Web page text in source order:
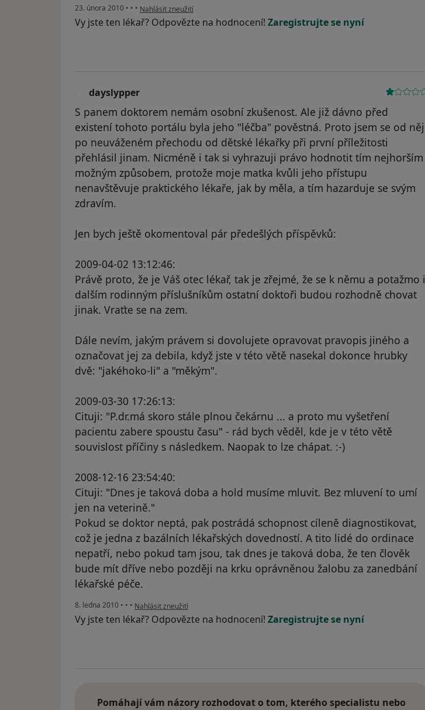
23. února 2010 • • • podle názoru uživatele Váš účet byl odstraněn
Nahlásit zneužití
Vy jste ten lékař? Odpovězte na hodnocení! Zaregistrujte se nyní
dayslypper
S panem doktorem nemám osobní zkušenost. Ale již dávno před
existení tohoto portálu byla jeho "léčba" pověstná. Proto jsem se od něj
po neuváženém přechodu od dětské lékařky při první příležitosti
přehlásil jinam. Nicméně i tak si vyhrazuji právo hodnotit tím nejhorším
možným způsobem, protože moje matka kvůli jeho přístupu
nenavštěvuje praktického lékaře, jak by měla, a tím hazarduje se svým
zdravím.
Jen bych ještě okomentoval pár předešlých příspěvků:
2009-04-02 13:12:46:
Právě proto, že je Váš otec lékař, tak je zřejmé, že se k němu a potažmo i
dalším rodinným příslušníkům ostatní doktoři budou rozhodně chovat
jinak. Vraťte se na zem.
Dále nevím, jakým právem si dovolujete opravovat pravopis jiného a
označovat jej za debila, když jste v této větě nasekal dokonce hrubky
dvě: "jakéhoko-li" a "měkým".
2009-03-30 17:26:13:
Cituji: "P.dr.má skoro stále plnou čekárnu ... a proto mu vyšetření
pacientu zabere spoustu času" - rád bych věděl, kde je v této větě
souvislost příčiny s následkem. Naopak to lze chápat. :-)
2008-12-16 23:54:40:
Cituji: "Dnes je taková doba a hold musíme mluvit. Bez mluvení to umí
jen na veterině."
Pokud se doktor neptá, pak postrádá schopnost cíleně diagnostikovat,
což je jedna z bazálních lékařských dovedností. A tito lidé do ordinace
nepatří, nebo pokud tam jsou, tak dnes je taková doba, že ten člověk
bude mít dříve nebo později na krku oprávněnou žalobu za zanedbání
lékařské péče.
8. ledna 2010 • • • podle názoru uživatele dayslypper
Nahlásit zneužití
Vy jste ten lékař? Odpovězte na hodnocení! Zaregistrujte se nyní
Pomáhají vám názory rozhodovat o tom, kterého specialistu nebo